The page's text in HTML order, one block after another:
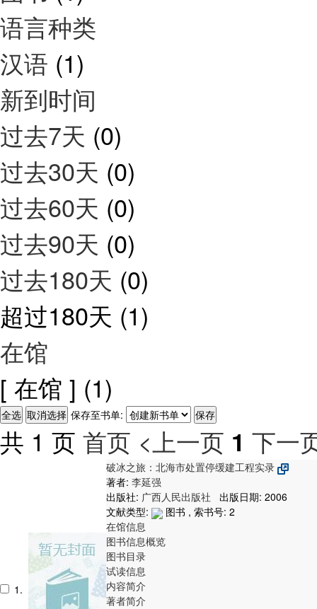
语言种类
汉语 (1)
新到时间
过去7天 (0)
过去30天 (0)
过去60天 (0)
过去90天 (0)
过去180天 (0)
超过180天 (1)
在馆
[ 在馆 ] (1)
保存至书单:
共 1 页 首页 <上一页 1 下一
1.
破冰之旅：北海市处置停缓建工程实录
著者: 李延强
出版社: 广西人民出版社
出版日期: 2006
文献类型:
图书 , 索书号: 2
在馆信息
图书信息概览
图书目录
试读信息
内容简介
著者简介